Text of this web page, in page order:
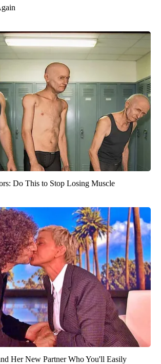
Do This to Stop Losing Muscle
Her New Partner Who You'll Easily